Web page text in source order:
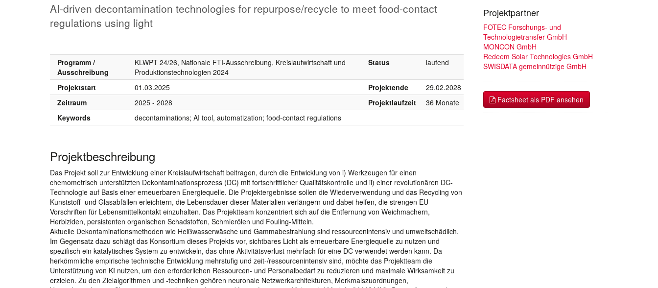
AI-driven decontamination technologies for repurpose/recycle to meet food-contact
regulations using light
Programm /
Ausschreibung
KLWPT 24/26, Nationale FTI-Ausschreibung, Kreislaufwirtschaft und
Produktionstechnologien 2024
Status laufend
Projektstart 01.03.2025 Projektende
29.02.2028
Zeitraum
2025 - 2028 Projektlaufzeit
36 Monate
Keywords
decontaminations; AI tool, automatization; food-contact regulations
Projektbeschreibung
Das Projekt soll zur Entwicklung einer Kreislaufwirtschaft beitragen, durch die Entwicklung von i) Werkzeugen für einen
chemometrisch unterstützten Dekontaminationsprozess (DC) mit fortschrittlicher Qualitätskontrolle und ii) einer revolutionären DC-
Technologie auf Basis einer erneuerbaren Energiequelle. Die Projektergebnisse sollen die Wiederverwendung und das Recycling von
Kunststoff- und Glasabfällen erleichtern, die Lebensdauer dieser Materialien verlängern und dabei helfen, die strengen EU-
Vorschriften für Lebensmittelkontakt einzuhalten. Das Projektteam konzentriert sich auf die Entfernung von Weichmachern,
Herbiziden, persistenten organischen Schadstoffen, Schmierölen und Fouling-Mitteln.
Aktuelle Dekontaminationsmethoden wie Heißwasserwäsche und Gammabestrahlung sind ressourcenintensiv und umweltschädlich.
Im Gegensatz dazu schlägt das Konsortium dieses Projekts vor, sichtbares Licht als erneuerbare Energiequelle zu nutzen und
spezifisch ein katalytisches System zu entwickeln, das ohne Aktivitätsverlust mehrfach für eine DC verwendet werden kann. Da
herkömmliche empirische technische Entwicklung mehrstufig und zeit-/ressourcenintensiv sind, möchte das Projektteam die
Unterstützung von KI nutzen, um den erforderlichen Ressourcen- und Personalbedarf zu reduzieren und maximale Wirksamkeit zu
erzielen. Zu den Zielalgorithmen und -techniken gehören neuronale Netzwerkarchitekturen, Merkmalszuordnungen,
Projektpartner
FOTEC Forschungs- und
Technologietransfer GmbH
MONCON GmbH
Redeem Solar Technologies GmbH
SWISDATA gemeinnützige GmbH
Factsheet als PDF ansehen